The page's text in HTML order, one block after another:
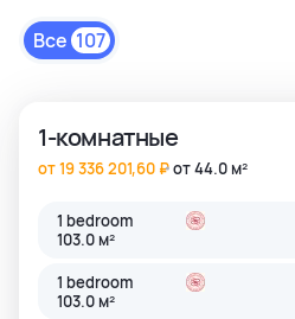
Все 107
1-комнатные
от 44.0 м²
от 19 336 201,60 ₽
1 bedroom
103.0 м²
1 bedroom
103.0 м²